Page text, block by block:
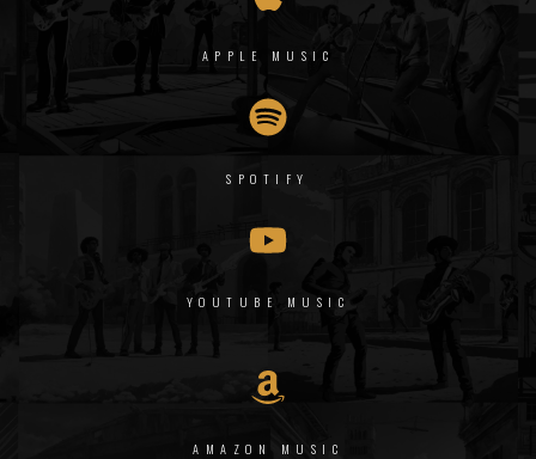
APPLE MUSIC
SPOTIFY
YOUTUBE MUSIC
AMAZON MUSIC